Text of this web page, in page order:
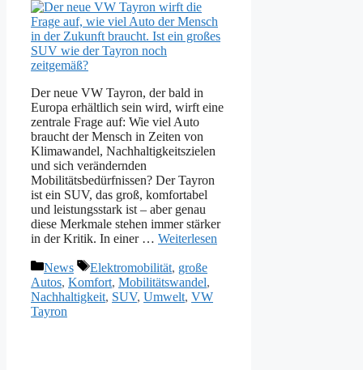
Der neue VW Tayron, der bald in
Europa erhältlich sein wird, wirft eine
zentrale Frage auf: Wie viel Auto
braucht der Mensch in Zeiten von
Klimawandel, Nachhaltigkeitszielen
und sich verändernden
Mobilitätsbedürfnissen? Der Tayron
ist ein SUV, das groß, komfortabel
und leistungsstark ist – aber genau
diese Merkmale stehen immer stärker
in der Kritik. In einer … Weiterlesen
Kategorien
News Schlagwörter
Elektromobilität, große
Autos, Komfort, Mobilitätswandel,
Nachhaltigkeit, SUV, Umwelt, VW
Tayron